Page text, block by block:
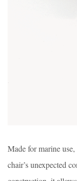
Made for marine
chair’s unexpected